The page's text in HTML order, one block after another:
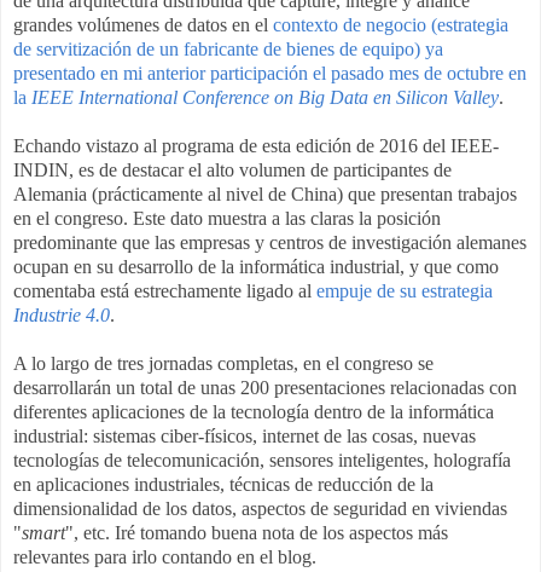
grandes volúmenes de datos en el contexto de negocio (estrategia
de servitización de un fabricante de bienes de equipo) ya
presentado en mi anterior participación el pasado mes de octubre en
la IEEE International Conference on Big Data en Silicon Valley.
Echando vistazo al programa de esta edición de 2016 del IEEE-
INDIN, es de destacar el alto volumen de participantes de
Alemania (prácticamente al nivel de China) que presentan trabajos
en el congreso. Este dato muestra a las claras la posición
predominante que las empresas y centros de investigación alemanes
ocupan en su desarrollo de la informática industrial, y que como
comentaba está estrechamente ligado al empuje de su estrategia
Industrie 4.0.
A lo largo de tres jornadas completas, en el congreso se
desarrollarán un total de unas 200 presentaciones relacionadas con
diferentes aplicaciones de la tecnología dentro de la informática
industrial: sistemas ciber-físicos, internet de las cosas, nuevas
tecnologías de telecomunicación, sensores inteligentes, holografía
en aplicaciones industriales, técnicas de reducción de la
dimensionalidad de los datos, aspectos de seguridad en viviendas
"smart", etc. Iré tomando buena nota de los aspectos más
relevantes para irlo contando en el blog.